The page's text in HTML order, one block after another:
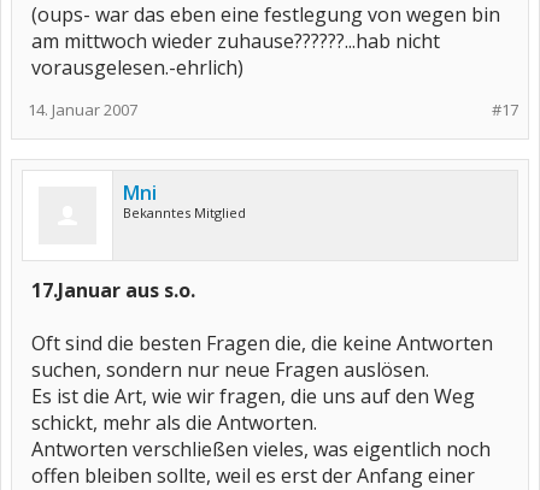
(oups- war das eben eine festlegung von wegen bin
am mittwoch wieder zuhause??????...hab nicht
vorausgelesen.-ehrlich)
#17
14. Januar 2007
Mni
Bekanntes Mitglied
17.Januar aus s.o.
Oft sind die besten Fragen die, die keine Antworten
suchen, sondern nur neue Fragen auslösen.
Es ist die Art, wie wir fragen, die uns auf den Weg
schickt, mehr als die Antworten.
Antworten verschließen vieles, was eigentlich noch
offen bleiben sollte, weil es erst der Anfang einer